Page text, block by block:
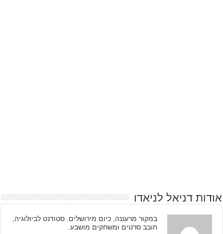
אודות דניאל לניאדו
במקור מרעננה, כיום מירושלים. סטודנט לביולוגיה,
חובב סרטים ומשחקים מושבע.